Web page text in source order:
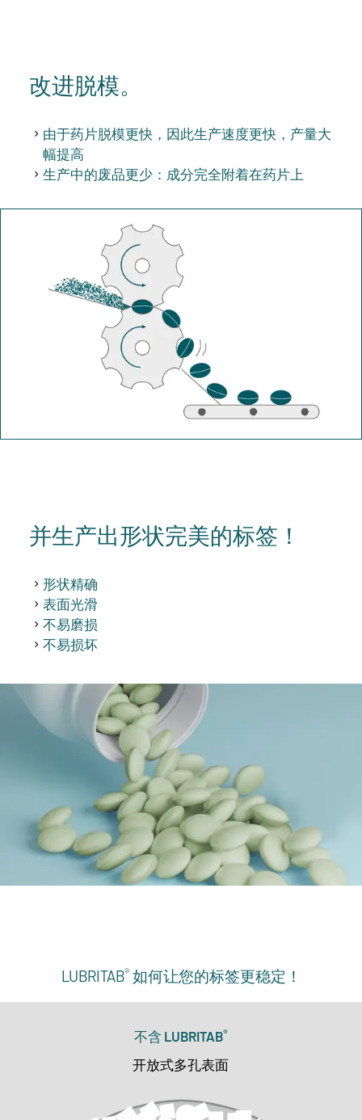
改进脱模。
由于药片脱模更快，因此生产速度更快，产量大
幅提高
生产中的废品更少：成分完全附着在药片上
并生产出形状完美的标签！
形状精确
表面光滑
不易磨损
不易损坏
LUBRITAB®如何让您的标签更稳定！
不含 LUBRITAB®
开放式多孔表面